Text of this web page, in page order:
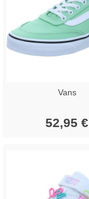
Vans
52,95 €